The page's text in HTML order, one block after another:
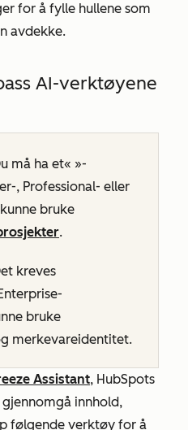
for å fylle hullene som
avdekke.
AI-verktøyene
må ha et« »-
, Professional- eller
bruke
.
kreves
bruke
merkevareidentitet.
Assistant, HubSpots
innhold,
følgende verktøy for å